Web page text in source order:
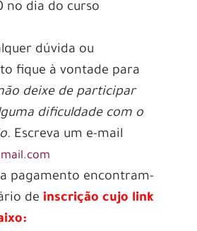
no dia do curso
dúvida ou
fique à vontade para
deixe de participar
dificuldade com o
Escreva um e-mail
pagamento encontram-
de inscrição cujo link